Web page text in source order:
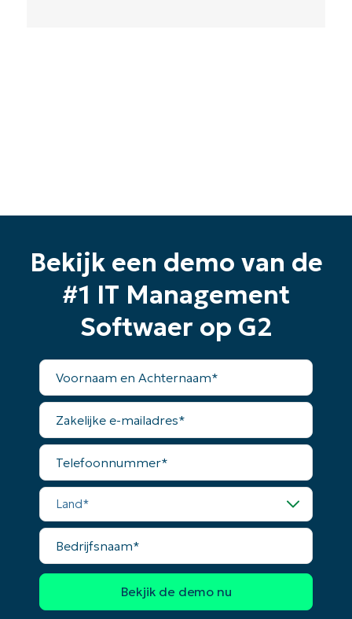
Bekijk een demo van de
#1 IT Management
Softwaer op G2
Voornaam
Achternaam*
Zakelijke
mailadres*
Telefoonnummer*
Land*
Bedrijfsnaam*